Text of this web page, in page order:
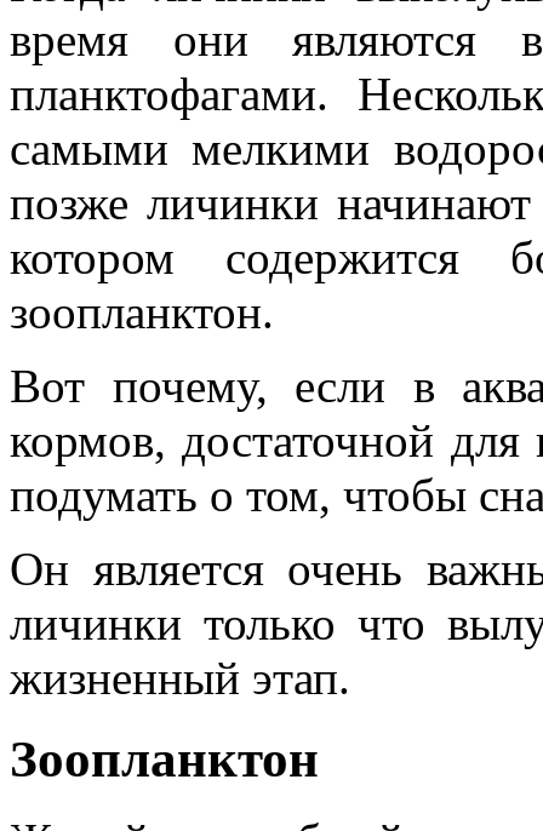
время они являются
планктофагами.
самыми мелкими
позже личинки
котором содержится
зоопланктон.
Вот почему, если в
кормов, достаточной
подумать о том, чтобы
Он является очень
личинки только что
жизненный этап.
Зоопланктон